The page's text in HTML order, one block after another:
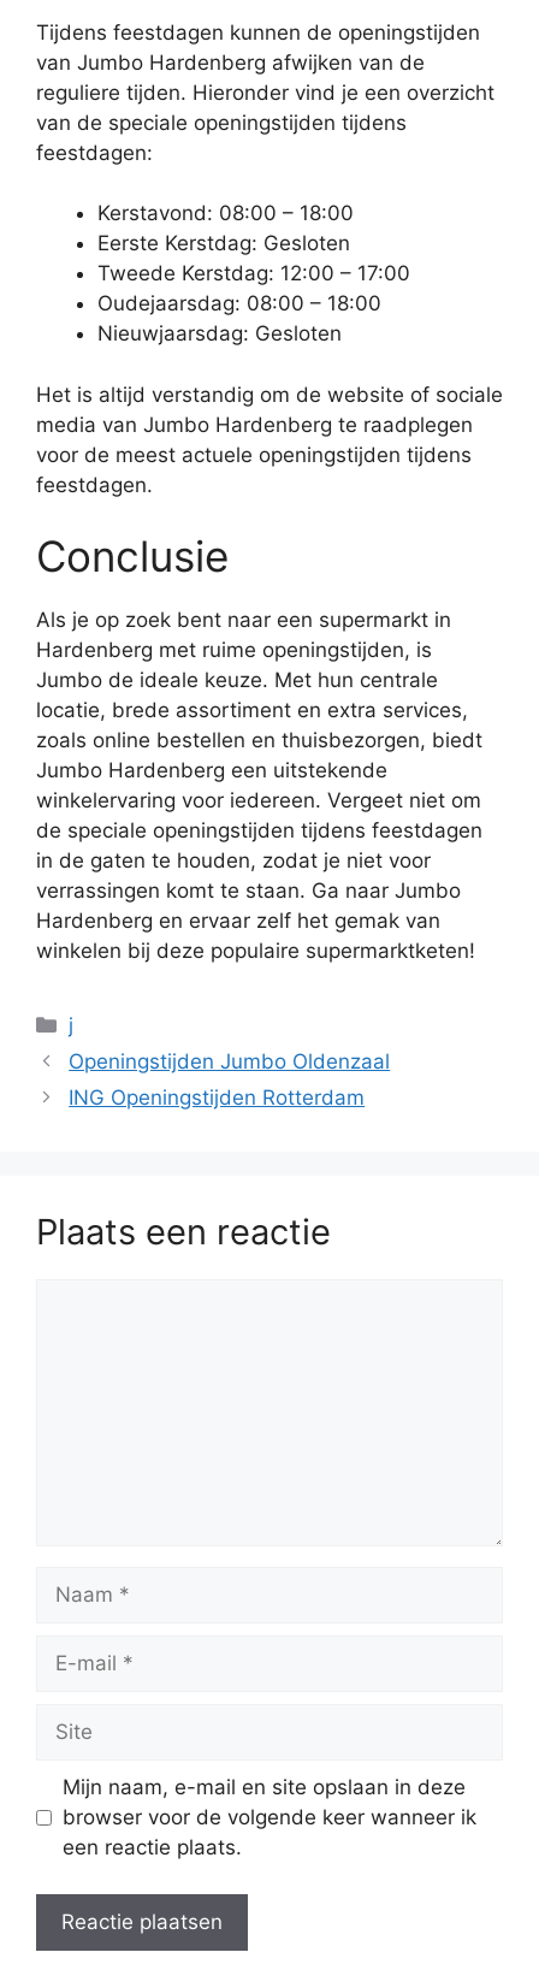
Tijdens feestdagen kunnen de openingstijden
van Jumbo Hardenberg afwijken van de
reguliere tijden. Hieronder vind je een overzicht
van de speciale openingstijden tijdens
feestdagen:
Kerstavond: 08:00 – 18:00
Eerste Kerstdag: Gesloten
Tweede Kerstdag: 12:00 – 17:00
Oudejaarsdag: 08:00 – 18:00
Nieuwjaarsdag: Gesloten
Het is altijd verstandig om de website of sociale
media van Jumbo Hardenberg te raadplegen
voor de meest actuele openingstijden tijdens
feestdagen.
Conclusie
Als je op zoek bent naar een supermarkt in
Hardenberg met ruime openingstijden, is
Jumbo de ideale keuze. Met hun centrale
locatie, brede assortiment en extra services,
zoals online bestellen en thuisbezorgen, biedt
Jumbo Hardenberg een uitstekende
winkelervaring voor iedereen. Vergeet niet om
de speciale openingstijden tijdens feestdagen
in de gaten te houden, zodat je niet voor
verrassingen komt te staan. Ga naar Jumbo
Hardenberg en ervaar zelf het gemak van
winkelen bij deze populaire supermarktketen!
Categorieën
j
Openingstijden Jumbo Oldenzaal
ING Openingstijden Rotterdam
Plaats een reactie
Naam
Site
Mijn naam, e-mail en site opslaan in deze
browser voor de volgende keer wanneer ik
een reactie plaats.